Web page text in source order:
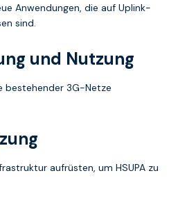
Anwendungen, die auf Uplink-
sind.
und Nutzung
bestehender 3G-Netze
aufrüsten, um HSUPA zu